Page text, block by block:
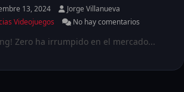
13, 2024
Jorge Villanueva
Videojuegos
No hay comentarios
Zero ha irrumpido en el mercado...